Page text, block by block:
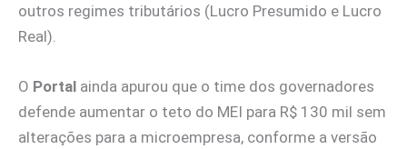
outros regimes tributários (Lucro Presumido e Lucro
Real).
O Portal ainda apurou que o time dos governadores
defende aumentar o teto do MEI para R$ 130 mil sem
alterações para a microempresa, conforme a versão